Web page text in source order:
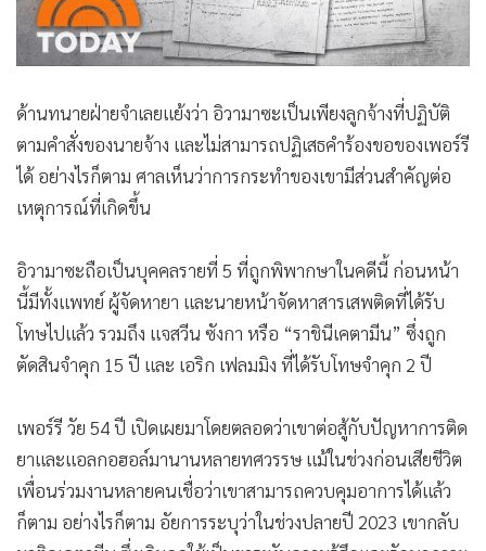
ด้านทนายฝ่ายจำเลยแย้งว่า อิวามาซะเป็นเพียงลูกจ้างที่ปฏิบัติ
ตามคำสั่งของนายจ้าง และไม่สามารถปฏิเสธคำร้องขอของเพอร์รี
ได้ อย่างไรก็ตาม ศาลเห็นว่าการกระทำของเขามีส่วนสำคัญต่อ
เหตุการณ์ที่เกิดขึ้น
อิวามาซะถือเป็นบุคคลรายที่ 5 ที่ถูกพิพากษาในคดีนี้ ก่อนหน้า
นี้มีทั้งแพทย์ ผู้จัดหายา และนายหน้าจัดหาสารเสพติดที่ได้รับ
โทษไปแล้ว รวมถึง แจสวีน ซังกา หรือ “ราชินีเคตามีน” ซึ่งถูก
ตัดสินจำคุก 15 ปี และ เอริก เฟลมมิง ที่ได้รับโทษจำคุก 2 ปี
เพอร์รี วัย 54 ปี เปิดเผยมาโดยตลอดว่าเขาต่อสู้กับปัญหาการติด
ยาและแอลกอฮอล์มานานหลายทศวรรษ แม้ในช่วงก่อนเสียชีวิต
เพื่อนร่วมงานหลายคนเชื่อว่าเขาสามารถควบคุมอาการได้แล้ว
ก็ตาม อย่างไรก็ตาม อัยการระบุว่าในช่วงปลายปี 2023 เขากลับ